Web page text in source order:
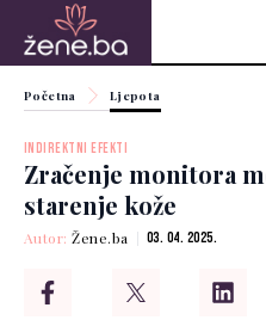
Početna Ljepota
INDIREKTNI EFEKTI
Zračenje monitora
starenje kože
Autor:Žene.ba 03. 04. 2025.